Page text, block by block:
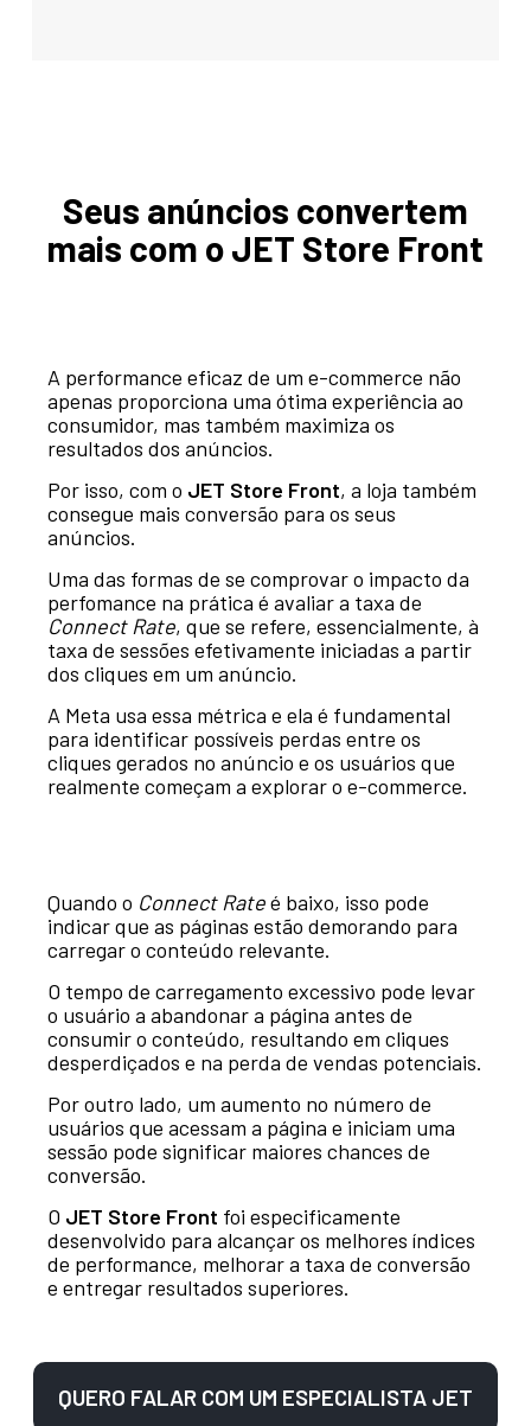
Seus anúncios convertem
mais com o JET Store Front
A performance eficaz de um e-commerce não
apenas proporciona uma ótima experiência ao
consumidor, mas também maximiza os
resultados dos anúncios.
Por isso, com o JET Store Front, a loja também
consegue mais conversão para os seus
anúncios.
Uma das formas de se comprovar o impacto da
perfomance na prática é avaliar a taxa de
Connect Rate, que se refere, essencialmente, à
taxa de sessões efetivamente iniciadas a partir
dos cliques em um anúncio.
A Meta usa essa métrica e ela é fundamental
para identificar possíveis perdas entre os
cliques gerados no anúncio e os usuários que
realmente começam a explorar o e-commerce.
Quando o Connect Rateé baixo, isso pode
indicar que as páginas estão demorando para
carregar o conteúdo relevante.
O tempo de carregamento excessivo pode levar
o usuário a abandonar a página antes de
consumir o conteúdo, resultando em cliques
desperdiçados e na perda de vendas potenciais.
Por outro lado, um aumento no número de
usuários que acessam a página e iniciam uma
sessão pode significar maiores chances de
conversão.
O JET Store Front foi especificamente
desenvolvido para alcançar os melhores índices
de performance, melhorar a taxa de conversão
e entregar resultados superiores.
QUERO FALAR COM UM ESPECIALISTA JET